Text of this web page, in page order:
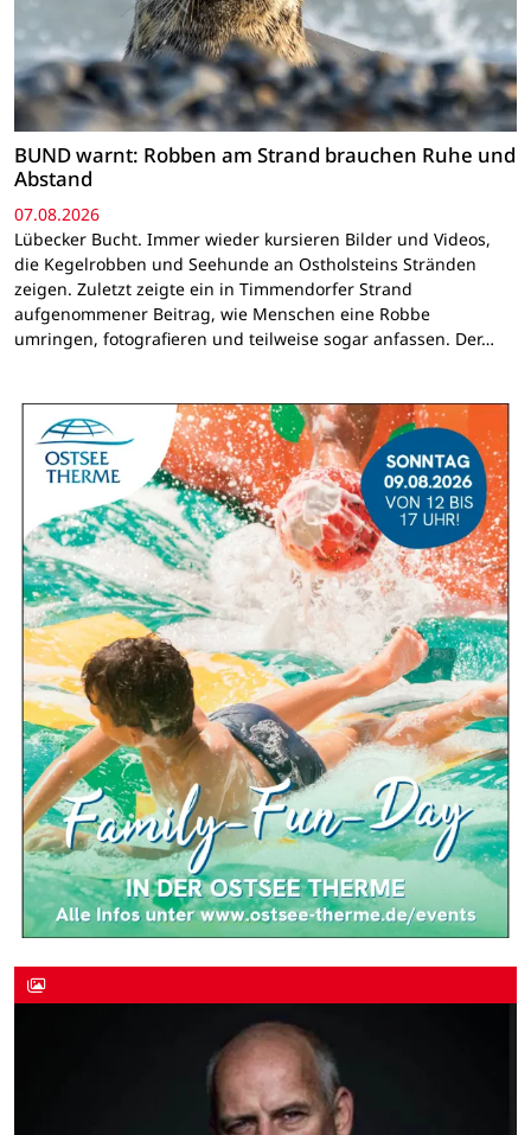
BUND warnt: Robben am Strand brauchen Ruhe und
Abstand
07.08.2026
Lübecker Bucht. Immer wieder kursieren Bilder und Videos,
die Kegelrobben und Seehunde an Ostholsteins Stränden
zeigen. Zuletzt zeigte ein in Timmendorfer Strand
aufgenommener Beitrag, wie Menschen eine Robbe
umringen, fotografieren und teilweise sogar anfassen. Der…